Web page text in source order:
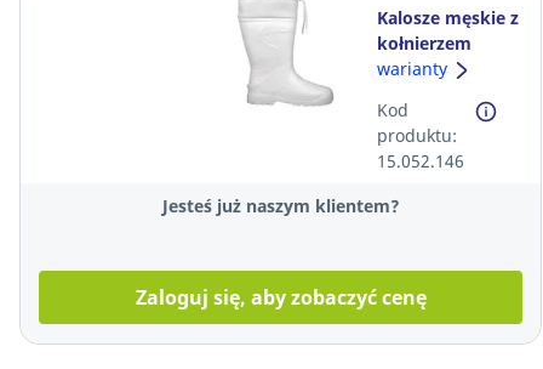
Kalosze męskie z
kołnierzem
FAGUM-STOMIL
białe, rozmiar 46
warianty
Kod
produktu:
15.052.146
Jesteś już naszym klientem?
Zaloguj się, aby zobaczyć cenę